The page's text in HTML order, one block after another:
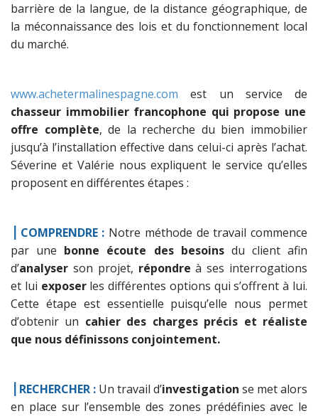
barrière de la langue, de la distance géographique, de
la méconnaissance des lois et du fonctionnement local
du marché.
www.achetermalinespagne.com est un service de
chasseur immobilier francophone qui propose une
offre complète, de la recherche du bien immobilier
jusqu’à l’installation effective dans celui-ci après l’achat.
Séverine et Valérie nous expliquent le service qu’elles
proposent en différentes étapes :
⎟ COMPRENDRE: Notre méthode de travail commence
par une bonne écoute des besoinsdu client afin
d’analyser son projet, répondre à ses interrogations
et lui exposerles différentes options qui s’offrent à lui.
Cette étape est essentielle puisqu’elle nous permet
d’obtenir un cahier des charges précis et réaliste
que nous définissons conjointement.
⎟ RECHERCHER : Un travail d’investigation se met alors
en place sur l’ensemble des zones prédéfinies avec le